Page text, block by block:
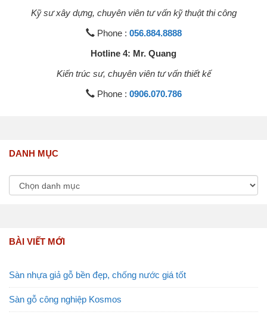
Kỹ sư xây dựng, chuyên viên tư vấn kỹ thuật thi công
Phone : 056.884.8888
Hotline 4: Mr. Quang
Kiến trúc sư, chuyên viên tư vấn thiết kế
Phone : 0906.070.786
DANH MỤC
BÀI VIẾT MỚI
Sàn nhựa giả gỗ bền đẹp, chống nước giá tốt
Sàn gỗ công nghiệp Kosmos